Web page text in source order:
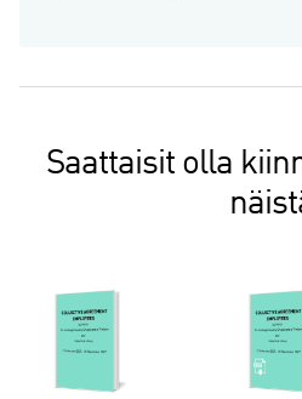
Saattaisit olla